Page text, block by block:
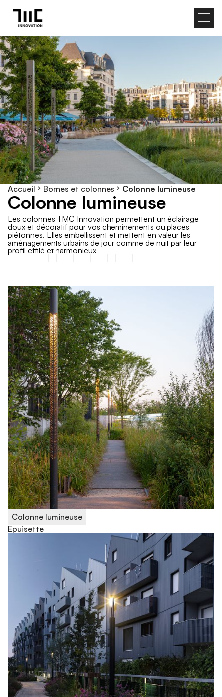
Accueil Bornes et colonnes Colonne lumineuse
Colonne lumineuse
Les colonnes TMC Innovation permettent un éclairage
doux et décoratif pour vos cheminements ou places
piétonnes. Elles embellissent et mettent en valeur les
aménagements urbains de jour comme de nuit par leur
profil effilé et harmonieux
Colonne lumineuse
Epuisette